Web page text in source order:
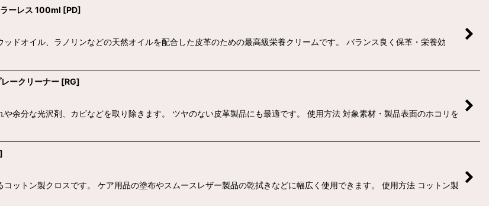
ーレス 100ml [PD]
ドオイル、ラノリンなどの天然オイルを配合した皮革のための最高級栄養クリームです。 バランス良く保革・栄養効
ークリーナー [RG]
余分な光沢剤、カビなどを取り除きます。 ツヤのない皮革製品にも最適です。 使用方法 対象素材・製品表面のホコリを
]
ットン製クロスです。 ケア用品の塗布やスムースレザー製品の乾拭きなどに幅広く使用できます。 使用方法 コットン製